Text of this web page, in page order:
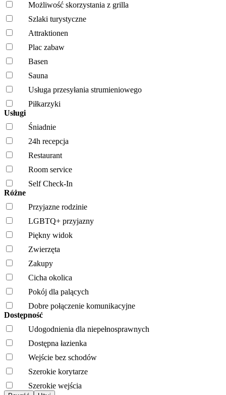
Możliwość skorzystania z grilla
Szlaki turystyczne
Attraktionen
Plac zabaw
Basen
Sauna
Usługa przesyłania strumieniowego
Piłkarzyki
Usługi
Śniadnie
24h recepcja
Restaurant
Room service
Self Check-In
Różne
Przyjazne rodzinie
LGBTQ+ przyjazny
Piękny widok
Zwierzęta
Zakupy
Cicha okolica
Pokój dla palących
Dobre połączenie komunikacyjne
Dostępność
Udogodnienia dla niepełnosprawnych
Dostępna łazienka
Wejście bez schodów
Szerokie korytarze
Szerokie wejścia